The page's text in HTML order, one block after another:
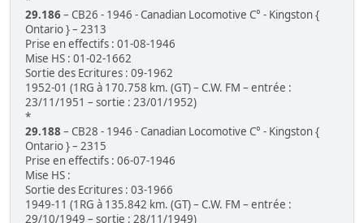
29.186– CB26 - 1946 - Canadian Locomotive C° - Kingston {
Ontario } – 2313
Prise en effectifs : 01-08-1946
Mise HS : 01-02-1662
Sortie des Ecritures : 09-1962
1952-01 (1RG à 170.758 km. (GT) – C.W. FM – entrée :
23/11/1951 – sortie : 23/01/1952)
*
29.188 – CB28 - 1946 - Canadian Locomotive C° - Kingston {
Ontario } – 2315
Prise en effectifs : 06-07-1946
Mise HS :
Sortie des Ecritures : 03-1966
1949-11 (1RG à 135.842 km. (GT) – C.W. FM – entrée :
29/10/1949 – sortie : 28/11/1949)